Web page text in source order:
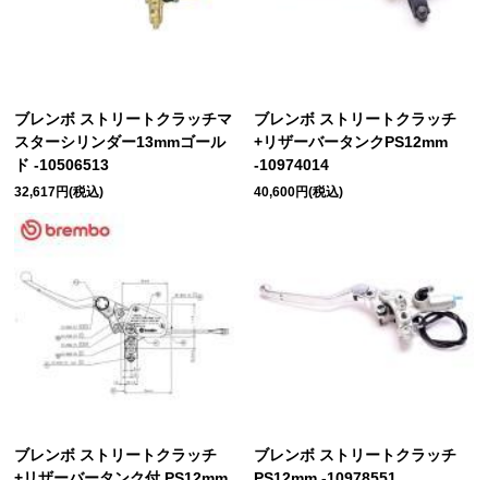
ブレンボ ストリートクラッチマ
スターシリンダー13mmゴール
ド -10506513
32,617円(税込)
ブレンボ ストリートクラッチ
+リザーバータンクPS12mm
-10974014
40,600円(税込)
ブレンボ ストリートクラッチ
ブレンボ ストリートクラッチ